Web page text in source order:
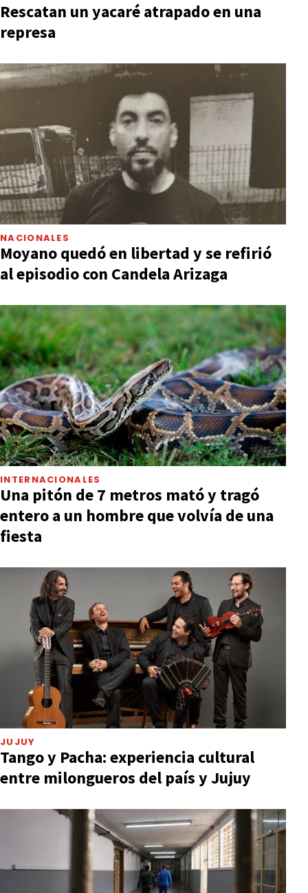
Rescatan un yacaré atrapado en una
represa
NACIONALES
Moyano quedó en libertad y se refirió
al episodio con Candela Arizaga
INTERNACIONALES
Una pitón de 7 metros mató y tragó
entero a un hombre que volvía de una
fiesta
JUJUY
Tango y Pacha: experiencia cultural
entre milongueros del país y Jujuy